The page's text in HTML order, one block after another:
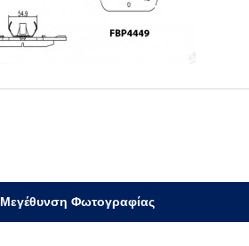
Μεγέθυνση Φωτογραφίας